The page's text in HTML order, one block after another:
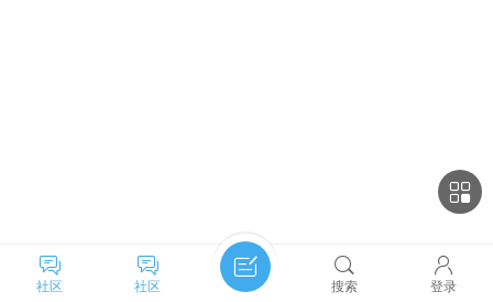
社区 社区 搜索 登录